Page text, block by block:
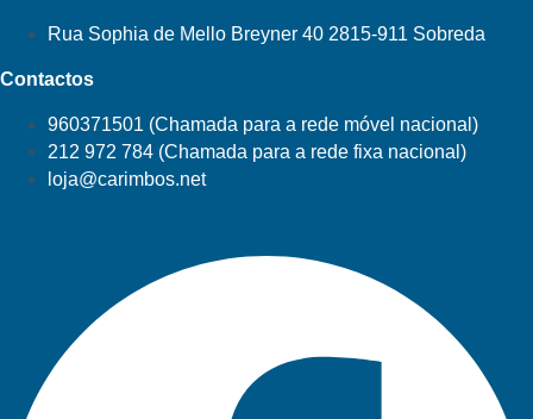
Rua Sophia de Mello Breyner 40 2815-911 Sobreda
Contactos
960371501 (Chamada para a rede móvel nacional)
212 972 784 (Chamada para a rede fixa nacional)
loja@carimbos.net